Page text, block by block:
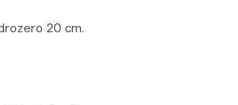
20 cm.